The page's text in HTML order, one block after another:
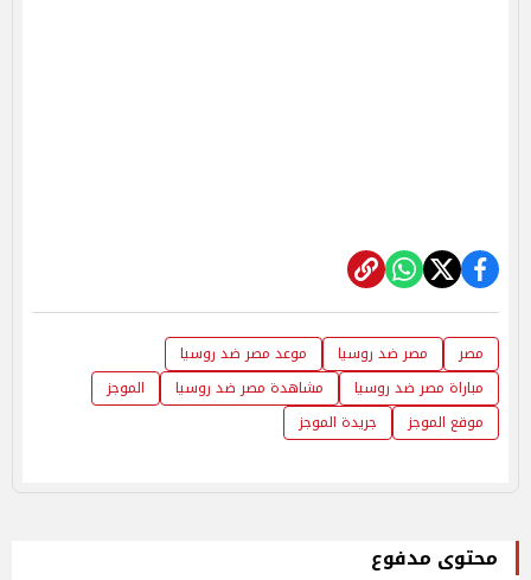
مصر مصر ضد روسيا
موعد مصر ضد روسيا
مباراة مصر ضد روسيا
مشاهدة مصر ضد روسيا
الموجز
موقع الموجز
جريدة الموجز
محتوى مدفوع